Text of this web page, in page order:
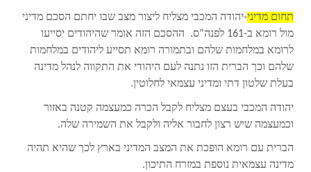
תחום מדיני-יהודה המכבי מצליח ליצור מצב שבו יחתם הסכם מדיני
מול רומא ב-161 לפנה”ס. ההסכם הזה אומר שהיהודים יסייעו
לרומא במלחמות שלהם ובתמורה רומא תסייע ליהודים במלחמות
שלהם וכך הברית הזו נתנה לעם היהודי את התקווה לנהל מדינה
בעלת שלטון דתי ומדיני עצמאי לחלוטין.
יהודה המכבי בעצם מצליח לקבל הכרה כמעצמה קטנה באזור
וכמעצמה שיש רצון לחבור אליה ולקבל את השמירה שלה.
הברית עם רומא הופכת את המצב המדיני בארץ לכך שהיא תהיה
מדינה עצמאית נוספת במזרח התיכון.